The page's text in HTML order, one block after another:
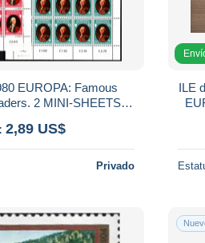
EUROPA: Famous
2 MINI-SHEETS of
2,89 US$
Privado
ILE de MAN 2